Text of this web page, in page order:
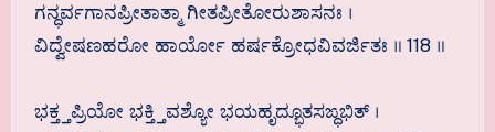
ಗನ್ಧರ್ವಗಾನಪ್ರೀತಾತ್ಮಾ ಗೀತಪ್ರೀತೋರುಶಾಸನಃ ।
ವಿದ್ವೇಷಣಹರೋ ಹಾರ್ಯೋ ಹರ್ಷಕ್ರೋಧವಿವರ್ಜಿತಃ ॥ 118 ॥
ಭಕ್ತ್ತಪ್ರಿಯೋ ಭಕ್ತ್ತಿವಶ್ಯೋ ಭಯಹೃದ್ಭೂತಸಙ್ಧಭಿತ್ ।